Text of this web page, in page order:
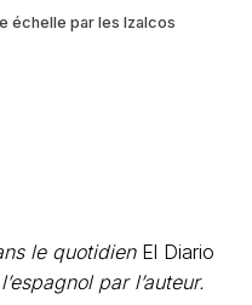
échelle par les Izalcos
le quotidien El Diario
par l’auteur.